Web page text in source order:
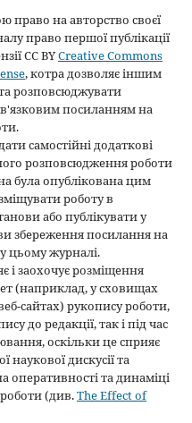
право на авторство своєї
право першої публікації
CC BYCreative Commons
, котра дозволяє іншим
розповсюджувати
посиланням на
самостійні додаткові
розповсюдження роботи
була опублікована цим
роботу в
або публікувати у
збереження посилання на
цьому журналі.
і заохочує розміщення
(наприклад, у сховищах
сайтах) рукопису роботи,
до редакції, так і під час
оскільки це сприяє
дискусії та
оперативності та динаміці
(див.The Effect of